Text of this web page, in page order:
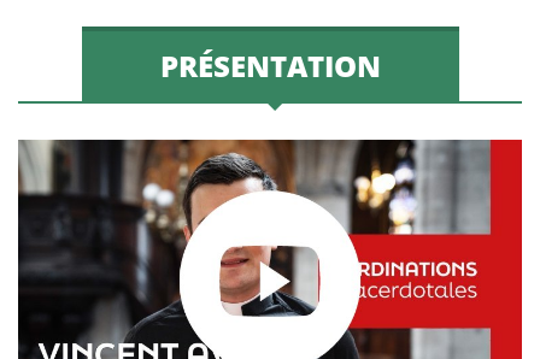
PRÉSENTATION